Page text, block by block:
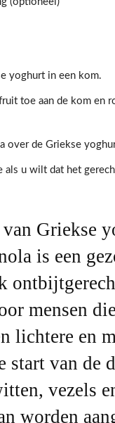
yoghurt in een kom.
toe aan de kom en
over de Griekse
als u wilt dat het
Griekse
is een
mensen
lichtere en
start van de
vezels
worden